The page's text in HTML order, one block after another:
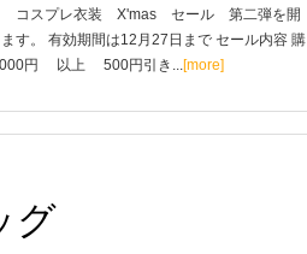
コスプレ衣装 X'mas セール 第二弾を開
す。 有効期間は12月27日まで セール内容 購
円 以上 500円引き...[more]
グ